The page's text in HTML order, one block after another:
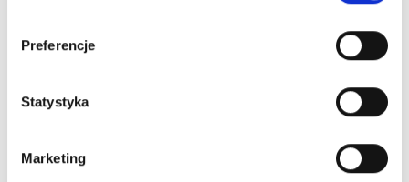
Preferencje
Statystyka
Marketing